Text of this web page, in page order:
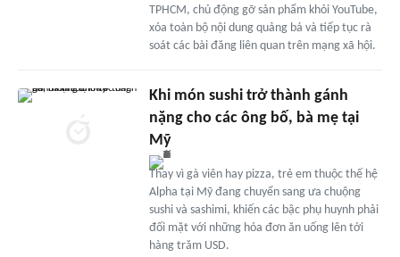
TPHCM, chủ động gỡ sản phẩm khỏi YouTube,
xóa toàn bộ nội dung quảng bá và tiếp tục rà
soát các bài đăng liên quan trên mạng xã hội.
Khi món sushi trở thành gánh
nặng cho các ông bố, bà mẹ tại
Mỹ
Thay vì gà viên hay pizza, trẻ em thuộc thế hệ
Alpha tại Mỹ đang chuyển sang ưa chuộng
sushi và sashimi, khiến các bậc phụ huynh phải
đối mặt với những hóa đơn ăn uống lên tới
hàng trăm USD.